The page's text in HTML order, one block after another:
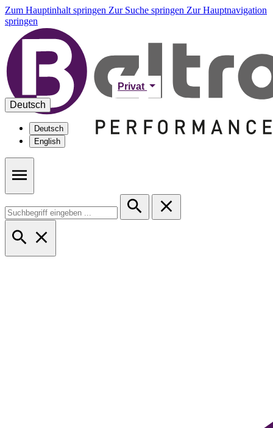
Zum Hauptinhalt springen Zur Suche springen Zur Hauptnavigation
springen
Privat
Deutsch
Deutsch
English